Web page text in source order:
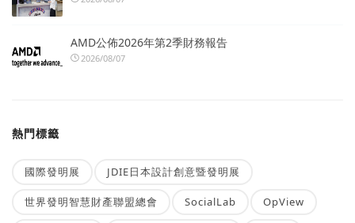
AMD公佈2026年第2季財務報告
2026/08/07
熱門標籤
國際發明展 JDIE日本設計創意暨發明展
世界發明智慧財產聯盟總會 SocialLab OpView